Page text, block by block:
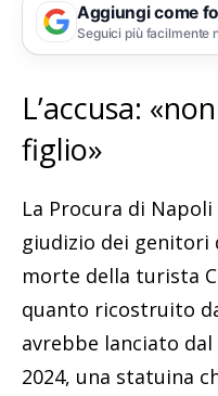
Aggiungi come
Seguici più facilmente
L’accusa:
figlio»
La Procura di
giudizio dei genitori
morte della turista
quanto ricostruito
avrebbe lanciato
2024, una statuina